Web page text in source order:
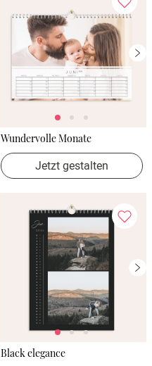
Wundervolle Monate
Jetzt gestalten
Black elegance